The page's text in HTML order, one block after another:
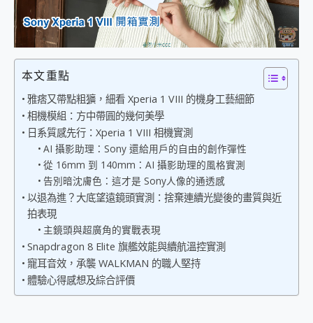
小巧好吸不擋鏡頭 有Qi2認證的 ONPRO MagReact MXs2 5000mAh薄型磁吸無線急速行動電源 開箱 評測
會走動的冷暖氣 SONY REON POCKET PRO 穿戴式智慧冷暖調溫裝置 開箱 評測
寶可夢飛人外掛iToolab AnyGo全新升級，GO Fest 五折優惠嗨翻天！支援 iOS/Android！
百倍變焦實測~ vivo X200 Pro 與 S25 Ultra 誰能滿足全場景拍攝需求？
自帶線的 有線無線都能充 ONPRO MagReact M5 10000mAh 5合1 磁吸無線急速行動電源 開箱 評測
飛利浦 JS7310 ⚡【電急便｜行動儲能救車電源】 可靠的旅行夥伴！帶給您優異的安全性與強大供電效能
是螢幕也是電視! 一機超多用途「MSI微星 Modern MD272UPSW 27型」 4K IPS 輕薄商用智慧聯網螢幕 開箱 評測
您的專屬AI 助手 Yoga Slim 7 Aura Edition 觸控AI筆電 開箱 評測
realme 14 Pro 超硬軍規、冰感變色實測，realme 14 5G 遊戲戰鬥值爆表，效能x娛樂全都要！
iPhone、Apple Watch、AirPods耳機 三個設備充電一起搞定 ONPRO MagReact™ M3 3 in 1可攜摺疊無線充電器 開箱 評測
動靜皆宜「HUAWEI FreeArc」開放式耳掛耳機，無感配戴! 超穩超服貼，音質、通話也很優質
25種洗烘模式一機搞定! Roborock 衣莉莎白 H1 Neo分子篩洗脫烘 AI 滾筒洗衣機
給 MSI Claw 系列電競掌機 最完美的家 MSI Nest Docking Station 掌機專屬擴充底座 開箱 評測
B&O 精品級音響! Home+ 中嘉寬頻 SoundBox 劇院串流盒 開箱 評測
2億 APO蔡司長焦神機降臨~ vivo X200 Pro、vivo X200 就是這麼好拍
本文重點
雅痞又帶點粗獷，細看 Xperia 1 VIII 的機身工藝細節
相機模組：方中帶圓的幾何美學
日系質感先行：Xperia 1 VIII 相機實測
AI 攝影助理：Sony 還給用戶的自由的創作彈性
從 16mm 到 140mm：AI 攝影助理的風格實測
告別暗沈膚色：這才是 Sony人像的通透感
以退為進？大底望遠鏡頭實測：捨棄連續光變後的畫質與近
拍表現
主鏡頭與超廣角的實戰表現
Snapdragon 8 Elite 旗艦效能與續航溫控實測
寵耳音效，承襲 WALKMAN 的職人堅持
體驗心得感想及綜合評價